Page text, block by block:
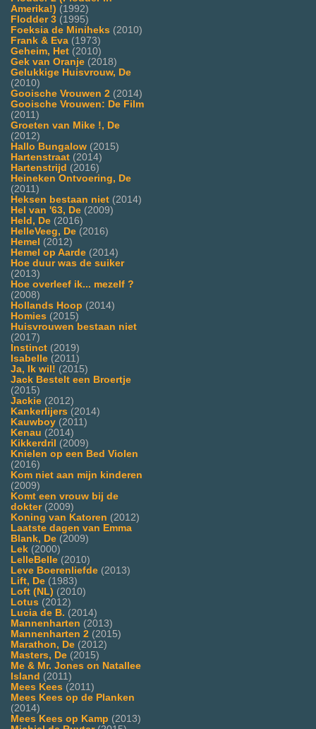
Amerika!) (1992)
Flodder 3 (1995)
Foeksia de Miniheks (2010)
Frank & Eva (1973)
Geheim, Het (2010)
Gek van Oranje (2018)
Gelukkige Huisvrouw, De
(2010)
Gooische Vrouwen 2 (2014)
Gooische Vrouwen: De Film
(2011)
Groeten van Mike !, De
(2012)
Hallo Bungalow (2015)
Hartenstraat (2014)
Hartenstrijd (2016)
Heineken Ontvoering, De
(2011)
Heksen bestaan niet (2014)
Hel van '63, De (2009)
Held, De (2016)
HelleVeeg, De (2016)
Hemel (2012)
Hemel op Aarde (2014)
Hoe duur was de suiker
(2013)
Hoe overleef ik... mezelf ?
(2008)
Hollands Hoop (2014)
Homies (2015)
Huisvrouwen bestaan niet
(2017)
Instinct (2019)
Isabelle (2011)
Ja, Ik wil! (2015)
Jack Bestelt een Broertje
(2015)
Jackie (2012)
Kankerlijers (2014)
Kauwboy (2011)
Kenau (2014)
Kikkerdril
(2009)
Knielen op een Bed Violen
(2016)
Kom niet aan mijn kinderen
(2009)
Komt een vrouw bij de
dokter(2009)
Koning van Katoren (2012)
Laatste dagen van Emma
Blank, De (2009)
Lek (2000)
LelleBelle (2010)
Leve Boerenliefde (2013)
Lift, De (1983)
Loft (NL) (2010)
Lotus (2012)
Lucia de B. (2014)
Mannenharten (2013)
Mannenharten 2 (2015)
Marathon, De (2012)
Masters, De (2015)
Me & Mr. Jones on Natallee
Island (2011)
Mees Kees (2011)
Mees Kees op de Planken
(2014)
Mees Kees op Kamp (2013)